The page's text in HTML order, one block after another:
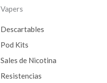
Vapers
Descartables
Pod Kits
Sales de Nicotina
Resistencias